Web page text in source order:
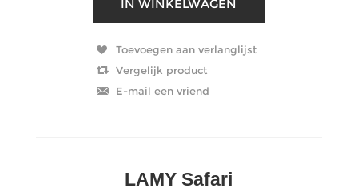
LAMY Safari